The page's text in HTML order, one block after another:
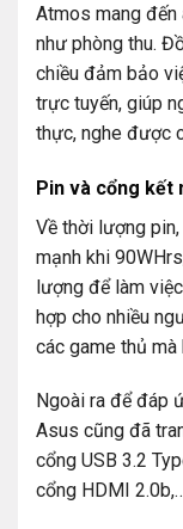
Atmos mang đến
như phòng thu.
chiều đảm bảo
trực tuyến, giúp
thực, nghe được
Pin và cổng kết
Về thời lượng
mạnh khi
lượng để làm
hợp cho nhiều
các game thủ
Ngoài ra để đáp
Asus cũng đã
cổng USB 3.2
cổng HDMI